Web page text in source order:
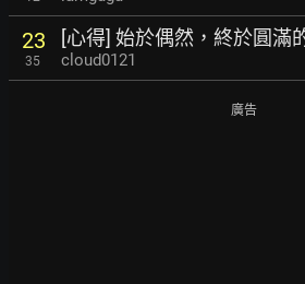
23
35
[心得] 始於偶然，終於圓滿
cloud0121
廣告